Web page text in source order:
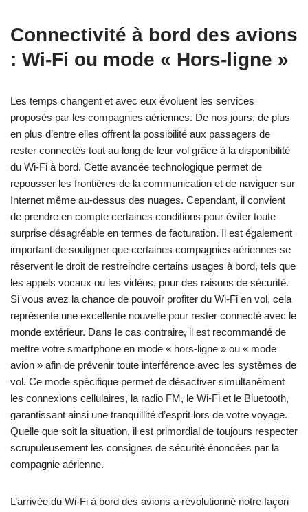
Connectivité à bord des avions
: Wi-Fi ou mode « Hors-ligne »
Les temps changent et avec eux évoluent les services
proposés par les compagnies aériennes. De nos jours, de plus
en plus d’entre elles offrent la possibilité aux passagers de
rester connectés tout au long de leur vol grâce à la disponibilité
du Wi-Fi à bord. Cette avancée technologique permet de
repousser les frontières de la communication et de naviguer sur
Internet même au-dessus des nuages. Cependant, il convient
de prendre en compte certaines conditions pour éviter toute
surprise désagréable en termes de facturation. Il est également
important de souligner que certaines compagnies aériennes se
réservent le droit de restreindre certains usages à bord, tels que
les appels vocaux ou les vidéos, pour des raisons de sécurité.
Si vous avez la chance de pouvoir profiter du Wi-Fi en vol, cela
représente une excellente nouvelle pour rester connecté avec le
monde extérieur. Dans le cas contraire, il est recommandé de
mettre votre smartphone en mode « hors-ligne » ou « mode
avion » afin de prévenir toute interférence avec les systèmes de
vol. Ce mode spécifique permet de désactiver simultanément
les connexions cellulaires, la radio FM, le Wi-Fi et le Bluetooth,
garantissant ainsi une tranquillité d’esprit lors de votre voyage.
Quelle que soit la situation, il est primordial de toujours respecter
scrupuleusement les consignes de sécurité énoncées par la
compagnie aérienne.
L’arrivée du Wi-Fi à bord des avions a révolutionné notre façon